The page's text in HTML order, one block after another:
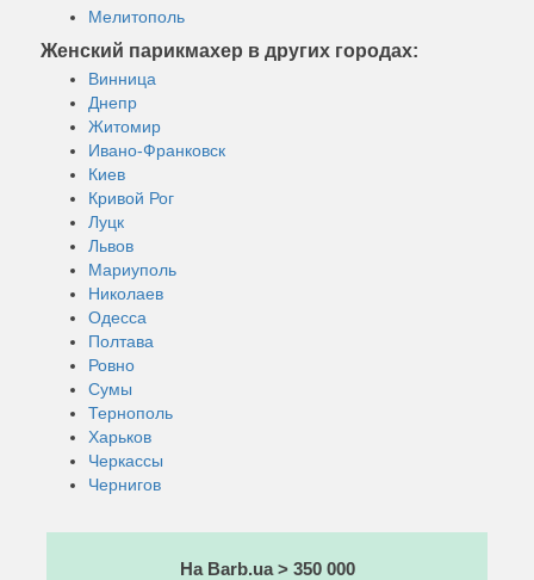
Мелитополь
Женский парикмахер в других городах:
Винница
Днепр
Житомир
Ивано-Франковск
Киев
Кривой Рог
Луцк
Львов
Мариуполь
Николаев
Одесса
Полтава
Ровно
Сумы
Тернополь
Харьков
Черкассы
Чернигов
На Barb.ua > 350 000